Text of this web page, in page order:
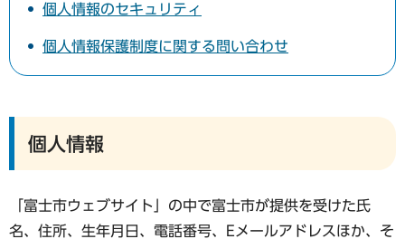
個人情報のセキュリティ
個人情報保護制度に関する問い合わせ
個人情報
「富士市ウェブサイト」の中で富士市が提供を受けた氏
名、住所、生年月日、電話番号、Eメールアドレスほか、そ